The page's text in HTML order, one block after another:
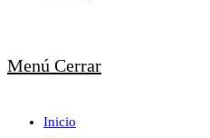
Menú Cerrar
Inicio